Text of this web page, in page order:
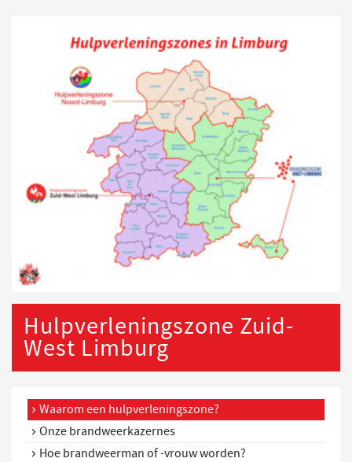
Hulpverleningszone Zuid-
West Limburg
Waarom een hulpverleningszone?
Onze brandweerkazernes
Hoe brandweerman of -vrouw worden?